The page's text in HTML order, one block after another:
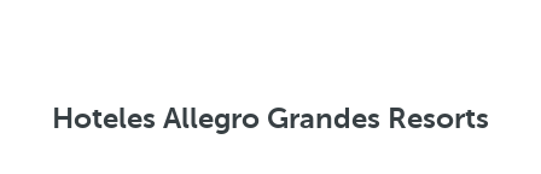
Hoteles Allegro Grandes Resorts